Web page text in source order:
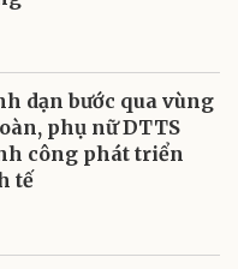
dạn bước qua vùng
phụ nữ DTTS
công phát triển
tế